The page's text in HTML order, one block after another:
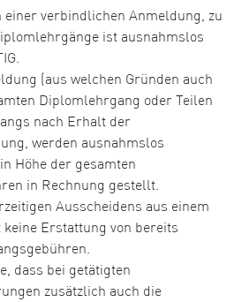
einer verbindlichen Anmeldung, zu
ist ausnahmslos
(aus welchen Gründen auch
Diplomlehrgang oder Teilen
nach Erhalt der
werden ausnahmslos
Höhe der gesamten
in Rechnung gestellt.
Ausscheidens aus einem
Erstattung von bereits
dass bei getätigten
zusätzlich auch die